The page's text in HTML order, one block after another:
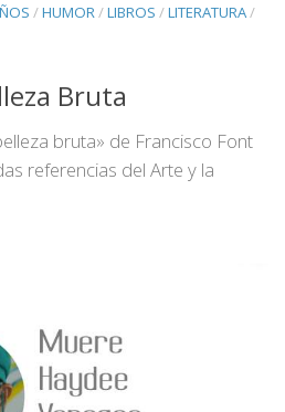
/HUMOR/LIBROS /LITERATURA/
Bruta
bruta» de Francisco Font
referencias del Arte y la